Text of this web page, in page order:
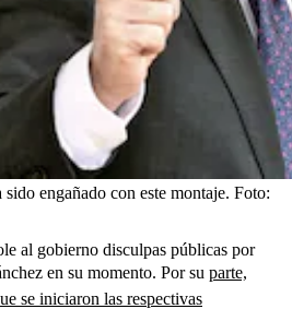
engañado con este montaje. Foto:
al gobierno disculpas públicas por
en su momento. Por su parte,
se iniciaron las respectivas